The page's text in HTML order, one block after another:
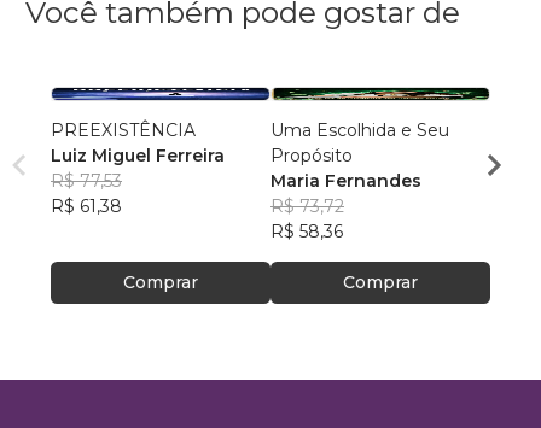
Você também pode gostar de
PREEXISTÊNCIA
Luiz Miguel Ferreira
R$ 77,53
R$ 61,38
Comprar
Uma Escolhida e Seu
Propósito
Maria Fernandes
R$ 73,72
R$ 58,36
Comprar
DOR